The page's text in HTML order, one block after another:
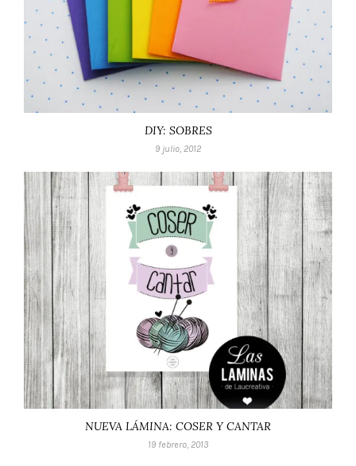
DIY: SOBRES
9 julio, 2012
NUEVA LÁMINA: COSER Y CANTAR
19 febrero, 2013